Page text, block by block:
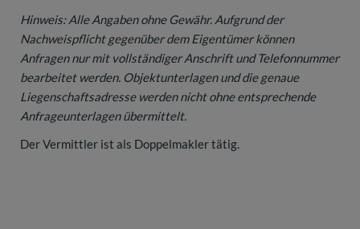
Hinweis: Alle Angaben ohne Gewähr. Aufgrund der
Nachweispflicht gegenüber dem Eigentümer können
Anfragen nur mit vollständiger Anschrift und Telefonnummer
bearbeitet werden. Objektunterlagen und die genaue
Liegenschaftsadresse werden nicht ohne entsprechende
Anfrageunterlagen übermittelt.
Der Vermittler ist als Doppelmakler tätig.